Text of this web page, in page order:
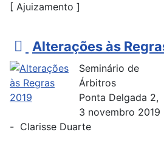
[ Ajuizamento ]
p
d
f
Alterações às
Seminário de
Árbitros
Ponta Delgada 2,
3 novembro 2019
- Clarisse Duarte